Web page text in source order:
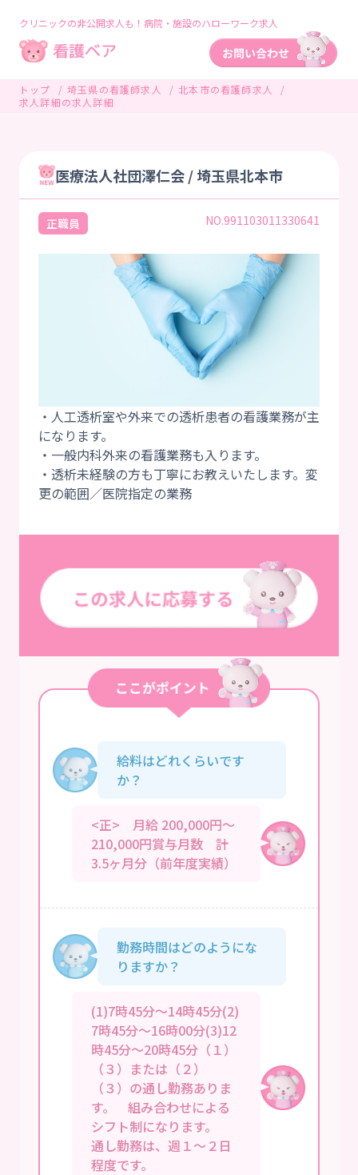
クリニックの非公開求人も！病院・施設のハローワーク求人
トップ 埼玉県の看護師求人
北本市の看護師求人
求人詳細の求人詳細
医療法人社団澤仁会 / 埼玉県北本市
正職員 NO.991103011330641
・人工透析室や外来での透析患者の看護業務が主
になります。
・一般内科外来の看護業務も入ります。
・透析未経験の方も丁寧にお教えいたします。変
給料はどれくらいです
か？
<正> 月給 200,000円～
210,000円賞与月数 計
3.5ヶ月分（前年度実績）
勤務時間はどのようにな
りますか？
(1)7時45分～14時45分(2)
7時45分～16時00分(3)12
時45分～20時45分（１）
（３）または（２）
（３）の通し勤務ありま
す。 組み合わせによる
シフト制になります。
通し勤務は、週１～２日
程度です。